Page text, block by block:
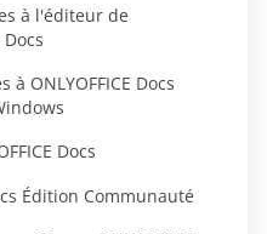
à l'éditeur de
ONLYOFFICE Docs
Docs
Édition Communauté